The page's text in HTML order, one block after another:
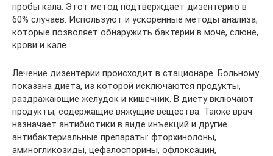
пробы кала. Этот метод подтверждает дизентерию в
60% случаев. Используют и ускоренные методы анализа,
которые позволяет обнаружить бактерии в моче, слюне,
крови и кале.
Лечение дизентерии происходит в стационаре. Больному
показана диета, из которой исключаются продукты,
раздражающие желудок и кишечник. В диету включают
продукты, содержащие вяжущие вещества. Также врач
назначает антибиотики в виде инъекций и другие
антибактериальные препараты: фторхинолоны,
аминогликозиды, цефалоспорины, офлоксацин,